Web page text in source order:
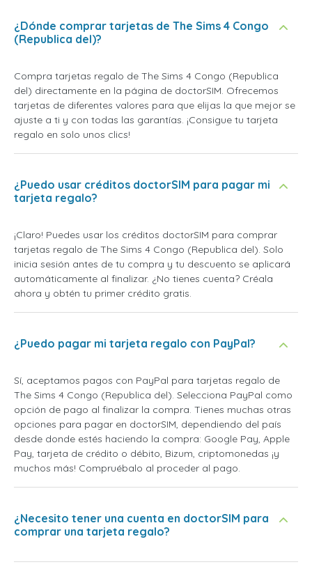
¿Dónde comprar tarjetas de The Sims 4 Congo
(Republica del)?
Compra tarjetas regalo de The Sims 4 Congo (Republica
del) directamente en la página de doctorSIM. Ofrecemos
tarjetas de diferentes valores para que elijas la que mejor se
ajuste a ti y con todas las garantías. ¡Consigue tu tarjeta
regalo en solo unos clics!
¿Puedo usar créditos doctorSIM para pagar mi
tarjeta regalo?
¡Claro! Puedes usar los créditos doctorSIM para comprar
tarjetas regalo de The Sims 4 Congo (Republica del). Solo
inicia sesión antes de tu compra y tu descuento se aplicará
automáticamente al finalizar. ¿No tienes cuenta? Créala
ahora y obtén tu primer crédito gratis.
¿Puedo pagar mi tarjeta regalo con PayPal?
Sí, aceptamos pagos con PayPal para tarjetas regalo de
The Sims 4 Congo (Republica del). Selecciona PayPal como
opción de pago al finalizar la compra. Tienes muchas otras
opciones para pagar en doctorSIM, dependiendo del país
desde donde estés haciendo la compra: Google Pay, Apple
Pay, tarjeta de crédito o débito, Bizum, criptomonedas ¡y
muchos más! Compruébalo al proceder al pago.
¿Necesito tener una cuenta en doctorSIM para
comprar una tarjeta regalo?